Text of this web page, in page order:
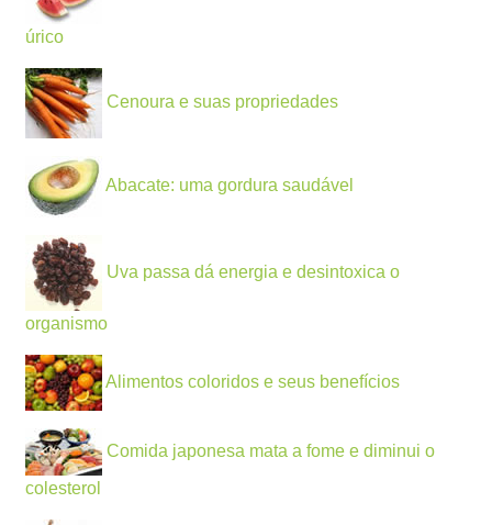
úrico
Cenoura e suas propriedades
Abacate: uma gordura saudável
Uva passa dá energia e desintoxica o
organismo
Alimentos coloridos e seus benefícios
Comida japonesa mata a fome e diminui o
colesterol